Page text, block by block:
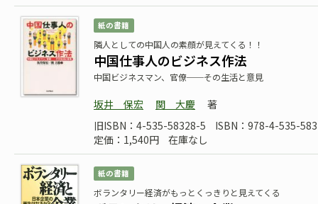
紙の書籍
隣人としての中国人の素顔が見えてくる！！
中国仕事人のビジネス作法
中国ビジネスマン、官僚──その生活と意見
坂井 保宏 関 大慶
著
旧ISBN：4-535-58328-5
ISBN：978-4-535-
定価：1,540円
在庫なし
紙の書籍
ボランタリー経済がもっとくっきりと見えてくる